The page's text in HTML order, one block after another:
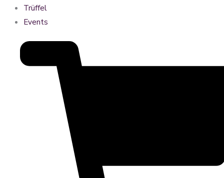
Trüffel
Events